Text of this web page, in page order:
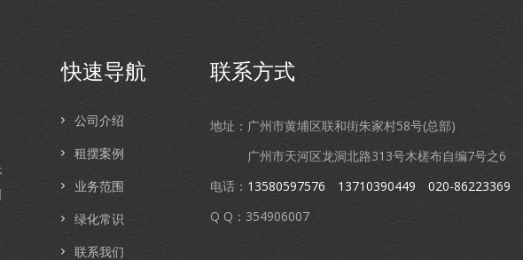
快速导航
公司介绍
租摆案例
业务范围
绿化常识
联系我们
联系方式
地址：广州市黄埔区联和街朱家村58号(总部)
广州市天河区龙洞北路313号木槎布自编7号之6
电话： 13580597576 13710390449
020-86223369
Q Q：354906007